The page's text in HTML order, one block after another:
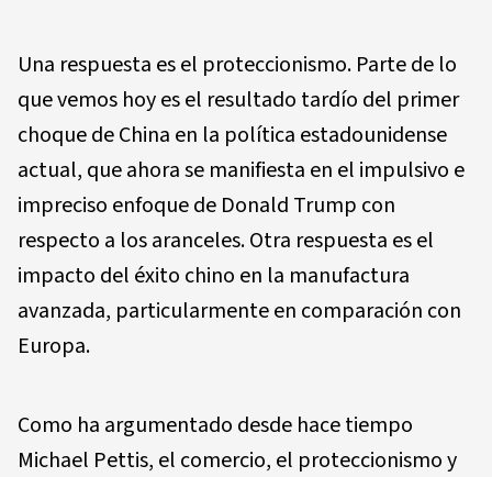
Una respuesta es el proteccionismo. Parte de lo
que vemos hoy es el resultado tardío del primer
choque de China en la política estadounidense
actual, que ahora se manifiesta en el impulsivo e
impreciso enfoque de Donald Trump con
respecto a los aranceles. Otra respuesta es el
impacto del éxito chino en la manufactura
avanzada, particularmente en comparación con
Europa.
Como ha argumentado desde hace tiempo
Michael Pettis, el comercio, el proteccionismo y